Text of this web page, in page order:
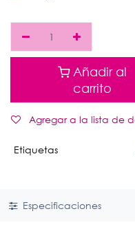
Añadir al
carrito
Agregar a la lista de
Etiquetas
Especificaciones